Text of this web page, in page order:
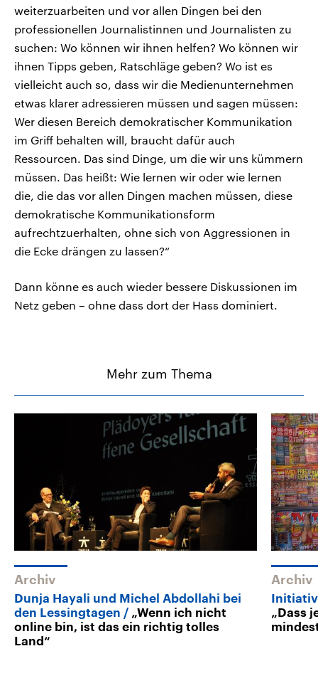
weiterzuarbeiten und vor allen Dingen bei den
professionellen Journalistinnen und Journalisten zu
suchen: Wo können wir ihnen helfen? Wo können wir
ihnen Tipps geben, Ratschläge geben? Wo ist es
vielleicht auch so, dass wir die Medienunternehmen
etwas klarer adressieren müssen und sagen müssen:
Wer diesen Bereich demokratischer Kommunikation
im Griff behalten will, braucht dafür auch
Ressourcen. Das sind Dinge, um die wir uns kümmern
müssen. Das heißt: Wie lernen wir oder wie lernen
die, die das vor allen Dingen machen müssen, diese
demokratische Kommunikationsform
aufrechtzuerhalten, ohne sich von Aggressionen in
die Ecke drängen zu lassen?“
Dann könne es auch wieder bessere Diskussionen im
Netz geben – ohne dass dort der Hass dominiert.
Mehr zum Thema
Archiv
Dunja Hayali und Michel Abdollahi bei
den Lessingtagen
„Wenn ich nicht
online bin, ist das ein richtig tolles
Land“
Archiv
„Dass